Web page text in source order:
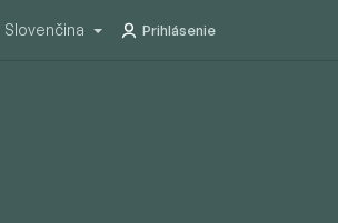
Slovenčina Prihlásenie